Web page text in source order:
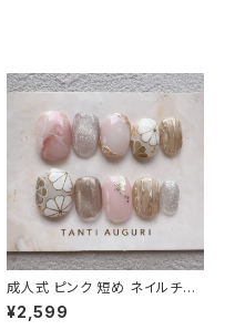
成人式 ピンク 短め ネイルチッ
プ ベリーショート 小さめ 和柄
着物 振袖用 和風 前撮り 和装
¥2,599